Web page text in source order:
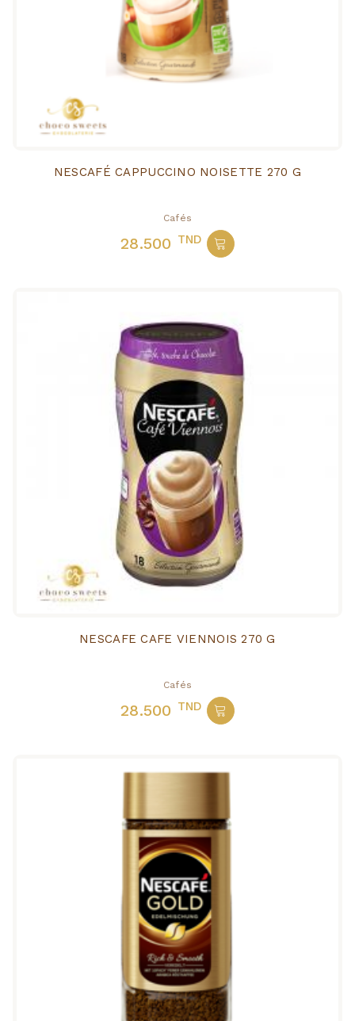
NESCAFÉ CAPPUCCINO NOISETTE 270 G
Cafés
28.500 TND
NESCAFE CAFE VIENNOIS 270 G
Cafés
28.500 TND